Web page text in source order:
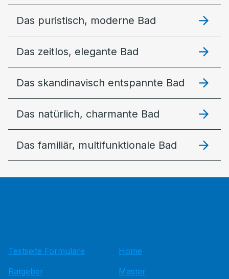
Das puristisch, moderne Bad
Das zeitlos, elegante Bad
Das skandinavisch entspannte Bad
Das natürlich, charmante Bad
Das familiär, multifunktionale Bad
Testseite Formulare
Ratgeber
Home
Master